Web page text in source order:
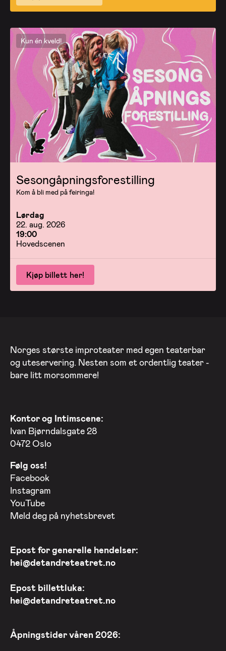
Kun én kveld!
Sesongåpningsforestilling
Kom å bli med på feiringa!
Lørdag
22. aug. 2026
19:00
Hovedscenen
Kjøp billett her!
Norges største improteater med egen teaterbar
og uteservering. Nesten som et ordentlig teater -
bare litt morsommere!
Kontor og Intimscene:
Ivan Bjørndalsgate 28
0472 Oslo
Følg oss!
Facebook
Instagram
YouTube
Meld deg på nyhetsbrevet
Epost for generelle hendelser:
hei@detandreteatret.no
Epost billettluka:
hei@detandreteatret.no
Åpningstider våren 2026: